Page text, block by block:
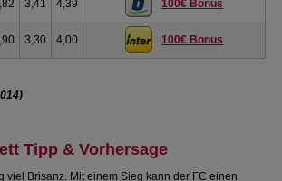
3,41 4,39 100€ Bonus
3,30 4,00 100€ Bonus
Tipp & Vorhersage
viel Brisanz. Mit einem Sieg kann der FC einen